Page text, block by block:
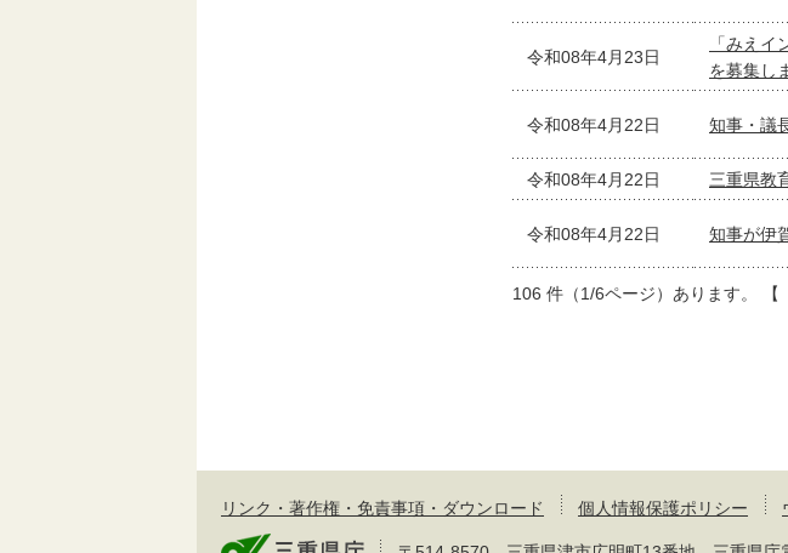
令和08年4月23日
「みえ
を募集し
令和08年4月22日 知事・議
令和08年4月22日 三重県教
令和08年4月22日 知事が伊
106 件（1/6ページ）あります。 【
リンク・著作権・免責事項・ダウンロード 個人情報保護ポリシー